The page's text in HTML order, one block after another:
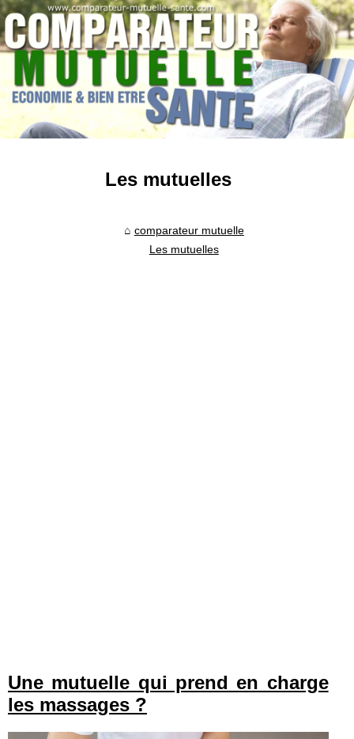
Les mutuelles
comparateur mutuelle
Les mutuelles
Une mutuelle qui prend en charge
les massages ?